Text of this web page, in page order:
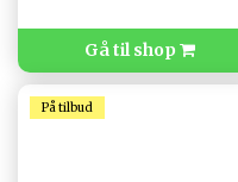
Gå til shop
På tilbud